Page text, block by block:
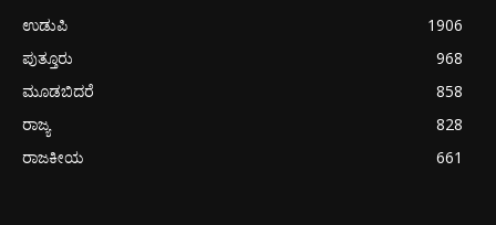
ಉಡುಪಿ
1906
ಪುತ್ತೂರು
968
ಮೂಡಬಿದರೆ
858
ರಾಜ್ಯ
828
ರಾಜಕೀಯ
661